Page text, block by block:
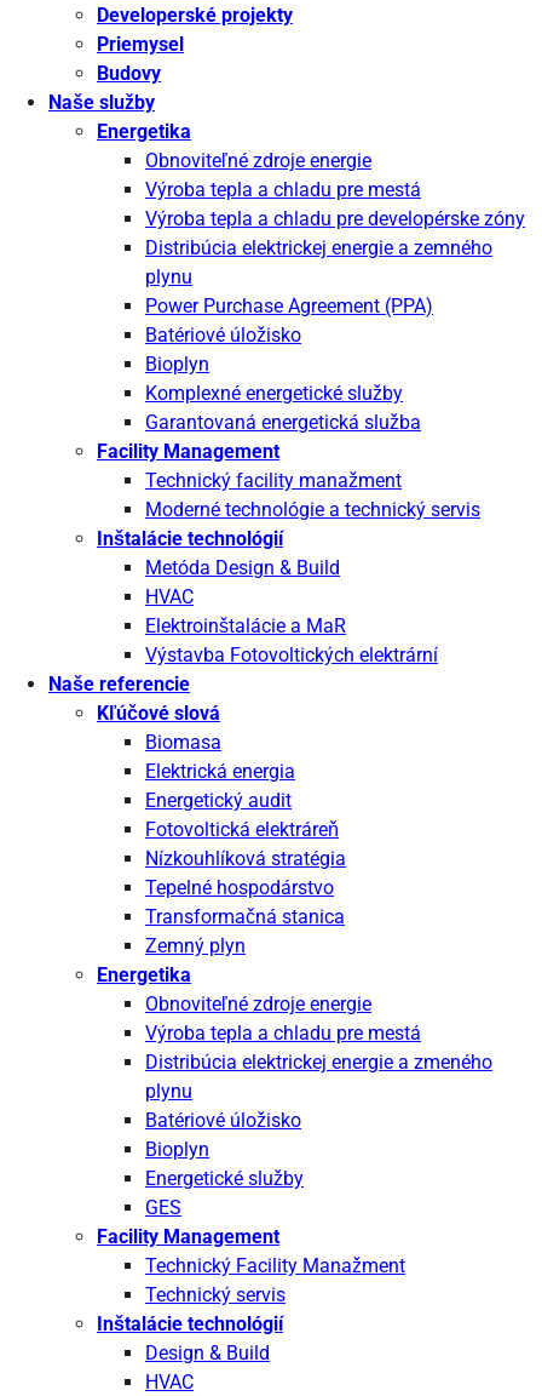
Developerské projekty
Priemysel
Budovy
Naše služby
Energetika
Obnoviteľné zdroje energie
Výroba tepla a chladu pre mestá
Výroba tepla a chladu pre developérske zóny
Distribúcia elektrickej energie a zemného
plynu
Power Purchase Agreement (PPA)
Batériové úložisko
Bioplyn
Komplexné energetické služby
Garantovaná energetická služba
Facility Management
Technický facility manažment
Moderné technológie a technický servis
Inštalácie technológií
Metóda Design & Build
HVAC
Elektroinštalácie a MaR
Výstavba Fotovoltických elektrární
Naše referencie
Kľúčové slová
Biomasa
Elektrická energia
Energetický audit
Fotovoltická elektráreň
Nízkouhlíková stratégia
Tepelné hospodárstvo
Transformačná stanica
Zemný plyn
Energetika
Obnoviteľné zdroje energie
Výroba tepla a chladu pre mestá
Distribúcia elektrickej energie a zmeného
plynu
Batériové úložisko
Bioplyn
Energetické služby
GES
Facility Management
Technický Facility Manažment
Technický servis
Inštalácie technológií
Design & Build
HVAC